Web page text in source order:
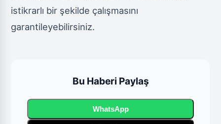
istikrarlı bir şekilde çalışmasını
garantileyebilirsiniz.
Bu Haberi Paylaş
WhatsApp